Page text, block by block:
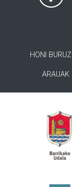
HONI BURUZ
ARAUAK